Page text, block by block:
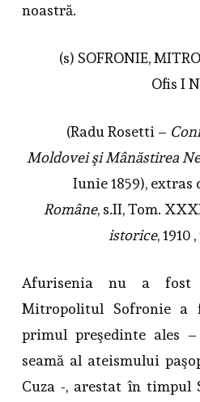
noastră.
(s) SOFRONIE,
Ofis I
(Radu Rosetti –
Moldovei şi Mânăstirea
Iunie 1859),
Române, s.II, Tom.
istorice, 1910
Afurisenia nu a fost
Mitropolitul Sofronie a
primul preşedinte ales
seamă al ateismului
Cuza -, arestat în